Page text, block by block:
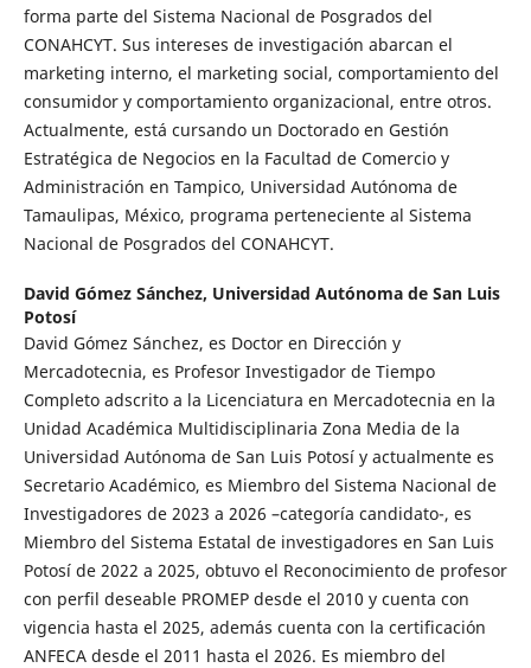
forma parte del Sistema Nacional de Posgrados del
CONAHCYT. Sus intereses de investigación abarcan el
marketing interno, el marketing social, comportamiento del
consumidor y comportamiento organizacional, entre otros.
Actualmente, está cursando un Doctorado en Gestión
Estratégica de Negocios en la Facultad de Comercio y
Administración en Tampico, Universidad Autónoma de
Tamaulipas, México, programa perteneciente al Sistema
Nacional de Posgrados del CONAHCYT.
David Gómez Sánchez, Universidad Autónoma de San Luis
Potosí
David Gómez Sánchez, es Doctor en Dirección y
Mercadotecnia, es Profesor Investigador de Tiempo
Completo adscrito a la Licenciatura en Mercadotecnia en la
Unidad Académica Multidisciplinaria Zona Media de la
Universidad Autónoma de San Luis Potosí y actualmente es
Secretario Académico, es Miembro del Sistema Nacional de
Investigadores de 2023 a 2026 –categoría candidato-, es
Miembro del Sistema Estatal de investigadores en San Luis
Potosí de 2022 a 2025, obtuvo el Reconocimiento de profesor
con perfil deseable PROMEP desde el 2010 y cuenta con
vigencia hasta el 2025, además cuenta con la certificación
ANFECA desde el 2011 hasta el 2026. Es miembro del